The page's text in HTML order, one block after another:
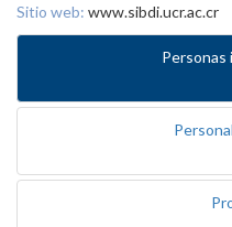
Sitio web: www.sibdi.ucr.ac.cr
Personas